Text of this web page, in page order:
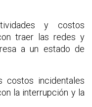
y costos
traer las redes y
a un estado de
costos incidentales
la interrupción y la